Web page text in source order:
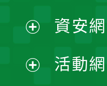
單
選
單
開
選
開
資安
活動